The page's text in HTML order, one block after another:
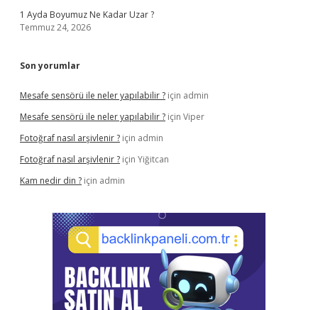
1 Ayda Boyumuz Ne Kadar Uzar ?
Temmuz 24, 2026
Son yorumlar
Mesafe sensörü ile neler yapılabilir ? için admin
Mesafe sensörü ile neler yapılabilir ? için Viper
Fotoğraf nasıl arşivlenir ? için admin
Fotoğraf nasıl arşivlenir ? için Yiğitcan
Kam nedir din ? için admin